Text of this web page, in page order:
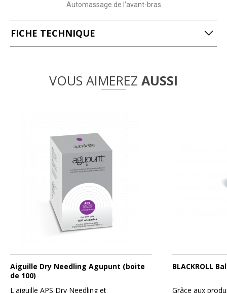
Automassage de l'avant-bras
FICHE TECHNIQUE
VOUS AIMEREZ AUSSI
Aiguille Dry Needling Agupunt (boite
de 100)
L'aiguille APS Dry Needling et
BLACKROLL
Grâce aux